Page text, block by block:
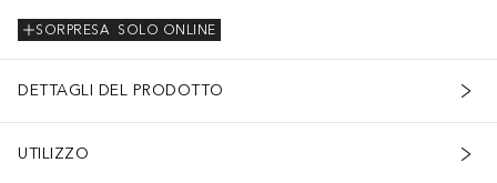
SOLO ONLINE
SORPRESA
DETTAGLI DEL PRODOTTO
UTILIZZO